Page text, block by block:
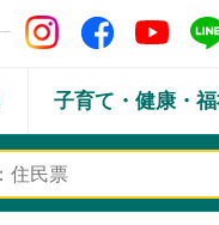
矢吹町 Instagram
矢吹町矢
子育て・健康・